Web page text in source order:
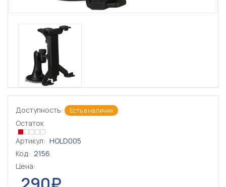
Доступность: Есть в наличии
Остаток
Артикул: HOLD005
Код: 2156
Цена: